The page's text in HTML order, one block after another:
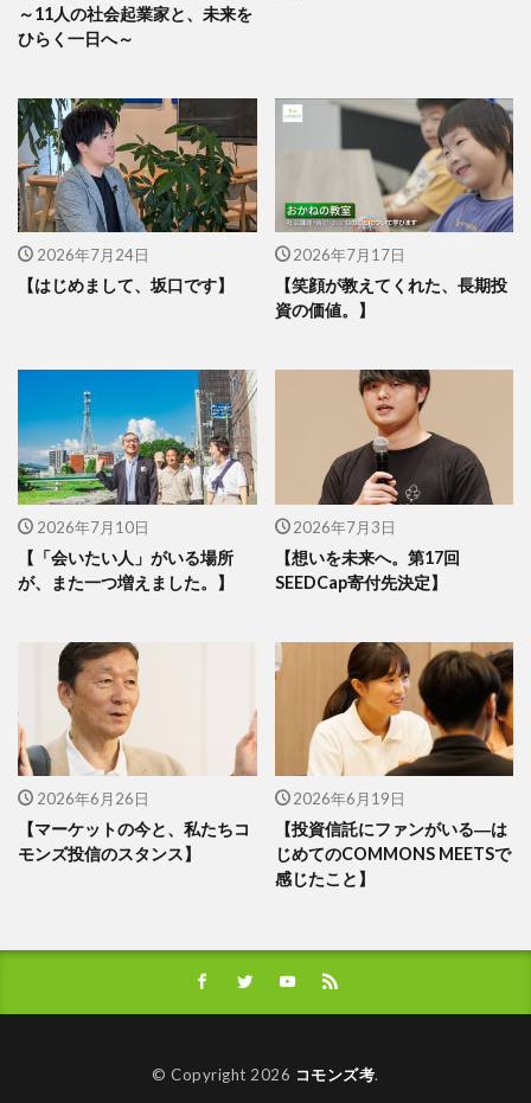
～11人の社会起業家と、未来を
ひらく一日へ～
2026年7月24日
【はじめまして、坂口です】
2026年7月17日
【笑顔が教えてくれた、長期投
資の価値。】
2026年7月10日
【「会いたい人」がいる場所
が、また一つ増えました。】
2026年7月3日
【想いを未来へ。第17回
SEEDCap寄付先決定】
2026年6月26日
【マーケットの今と、私たちコ
モンズ投信のスタンス】
2026年6月19日
【投資信託にファンがいる―は
じめてのCOMMONS MEETSで
感じたこと】
© Copyright 2026 コモンズ考.